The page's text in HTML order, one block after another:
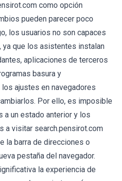
como opción
pueden parecer poco
los usuarios no son capaces
que los asistentes instalan
aplicaciones de terceros
basura y
ajustes en navegadores
Por ello, es imposible
a un estado anterior y los
a visitar search.pensirot.com
la barra de direcciones o
pestaña del navegador.
la experiencia de